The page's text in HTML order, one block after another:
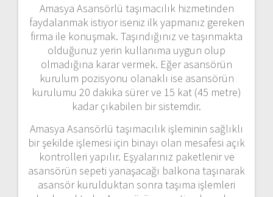
Amasya Asansörlü taşımacılık hizmetinden
faydalanmak istiyor iseniz ilk yapmanız gereken
firma ile konuşmak. Taşındığınız ve taşınmakta
olduğunuz yerin kullanıma uygun olup
olmadığına karar vermek. Eğer asansörün
kurulum pozisyonu olanaklı ise asansörün
kurulumu 20 dakika sürer ve 15 kat (45 metre)
kadar çıkabilen bir sistemdir.
Amasya Asansörlü taşımacılık işleminin sağlıklı
bir şekilde işlemesi için binayı olan mesafesi açık
kontrolleri yapılır. Eşyalarınız paketlenir ve
asansörün sepeti yanaşacağı balkona taşınarak
asansör kurulduktan sonra taşıma işlemleri